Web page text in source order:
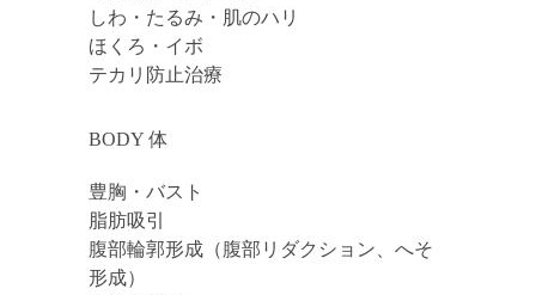
しわ・たるみ・肌のハリ
ほくろ・イボ
テカリ防止治療
BODY 体
豊胸・バスト
脂肪吸引
腹部輪郭形成（腹部リダクション、へそ
形成）